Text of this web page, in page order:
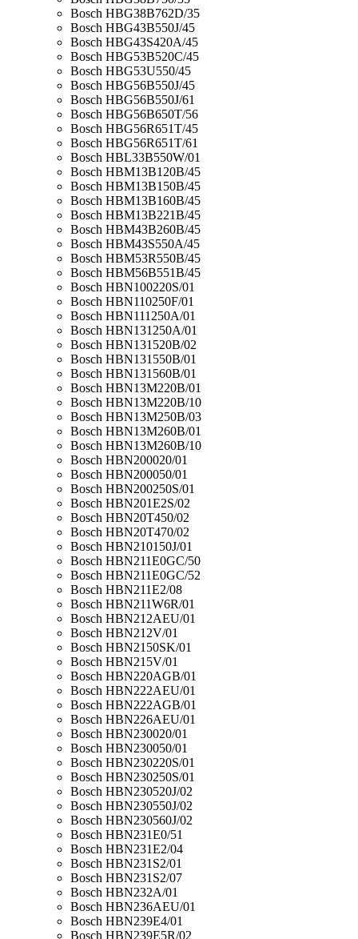
Bosch HBG38B762D/35
Bosch HBG43B550J/45
Bosch HBG43S420A/45
Bosch HBG53B520C/45
Bosch HBG53U550/45
Bosch HBG56B550J/45
Bosch HBG56B550J/61
Bosch HBG56B650T/56
Bosch HBG56R651T/45
Bosch HBG56R651T/61
Bosch HBL33B550W/01
Bosch HBM13B120B/45
Bosch HBM13B150B/45
Bosch HBM13B160B/45
Bosch HBM13B221B/45
Bosch HBM43B260B/45
Bosch HBM43S550A/45
Bosch HBM53R550B/45
Bosch HBM56B551B/45
Bosch HBN100220S/01
Bosch HBN110250F/01
Bosch HBN111250A/01
Bosch HBN131250A/01
Bosch HBN131520B/02
Bosch HBN131550B/01
Bosch HBN131560B/01
Bosch HBN13M220B/01
Bosch HBN13M220B/10
Bosch HBN13M250B/03
Bosch HBN13M260B/01
Bosch HBN13M260B/10
Bosch HBN200020/01
Bosch HBN200050/01
Bosch HBN200250S/01
Bosch HBN201E2S/02
Bosch HBN20T450/02
Bosch HBN20T470/02
Bosch HBN210150J/01
Bosch HBN211E0GC/50
Bosch HBN211E0GC/52
Bosch HBN211E2/08
Bosch HBN211W6R/01
Bosch HBN212AEU/01
Bosch HBN212V/01
Bosch HBN2150SK/01
Bosch HBN215V/01
Bosch HBN220AGB/01
Bosch HBN222AEU/01
Bosch HBN222AGB/01
Bosch HBN226AEU/01
Bosch HBN230020/01
Bosch HBN230050/01
Bosch HBN230220S/01
Bosch HBN230250S/01
Bosch HBN230520J/02
Bosch HBN230550J/02
Bosch HBN230560J/02
Bosch HBN231E0/51
Bosch HBN231E2/04
Bosch HBN231S2/01
Bosch HBN231S2/07
Bosch HBN232A/01
Bosch HBN236AEU/01
Bosch HBN239E4/01
Bosch HBN239E5R/02